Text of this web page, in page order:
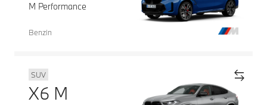
M Performance
Benzin
SUV
X6 M